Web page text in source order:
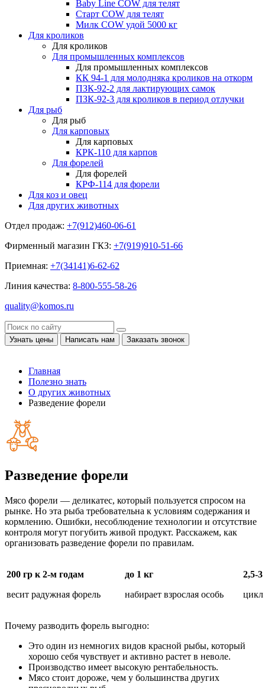
Baby Line COW для телят
Старт COW для телят
Милк COW удой 5000 кг
Для кроликов
Для кроликов
Для промышленных комплексов
Для промышленных комплексов
КК 94-1 для молодняка кроликов на откорм
ПЗК-92-2 для лактирующих самок
ПЗК-92-3 для кроликов в период отлучки
Для рыб
Для рыб
Для карповых
Для карповых
КРК-110 для карпов
Для форелей
Для форелей
КРФ-114 для форели
Для коз и овец
Для других животных
Отдел продаж: +7(912)460-06-61
Фирменный магазин ГКЗ: +7(919)910-51-66
Приемная: +7(34141)6-62-62
Линия качества: 8-800-555-58-26
quality@komos.ru
Узнать цены Написать нам Заказать звонок
Главная
Полезно знать
О других животных
Разведение форели
Разведение форели
Мясо форели ― деликатес, который пользуется спросом на
рынке. Но эта рыба требовательна к условиям содержания и
кормлению. Ошибки, несоблюдение технологии и отсутствие
контроля могут погубить живой продукт. Расскажем, как
организовать разведение форели по правилам.
200 гр к 2-м годам
весит радужная форель
до 1 кг
набирает взрослая особь
2,5-
цикл
Почему разводить форель выгодно:
Это один из немногих видов красной рыбы, который
хорошо себя чувствует и активно растет в неволе.
Производство имеет высокую рентабельность.
Мясо стоит дороже, чем у большинства других